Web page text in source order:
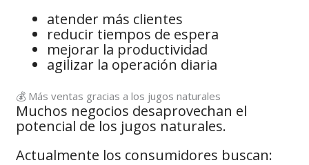
atender más clientes
reducir tiempos de espera
mejorar la productividad
agilizar la operación diaria
💰 Más ventas gracias a los jugos naturales
Muchos negocios desaprovechan el
potencial de los jugos naturales.
Actualmente los consumidores buscan: